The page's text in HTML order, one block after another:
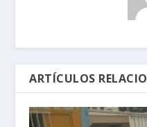
ARTÍCULOS